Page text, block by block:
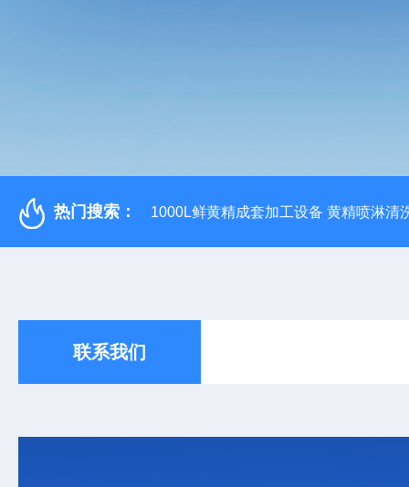
热门搜索： 1000L鲜黄精成套加工设备 黄精喷淋清
联系我们